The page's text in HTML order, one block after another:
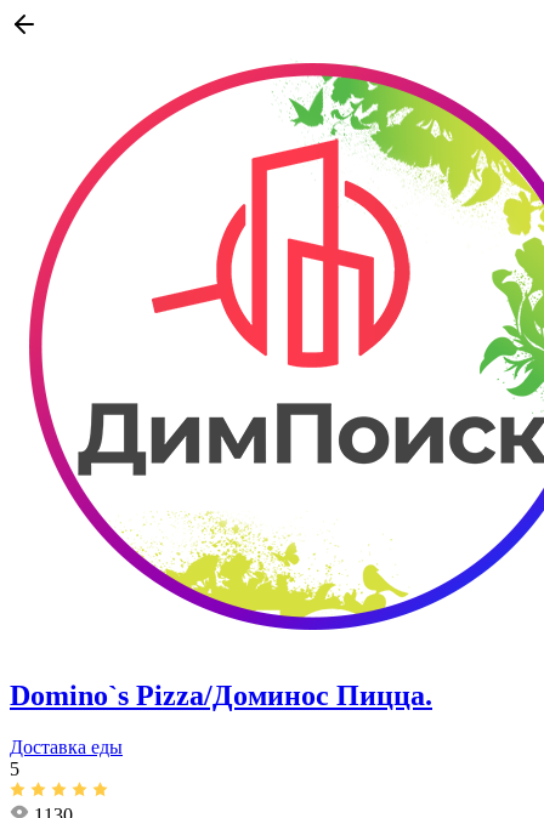
Domino`s Pizza/Доминос Пицца.
Доставка еды
5